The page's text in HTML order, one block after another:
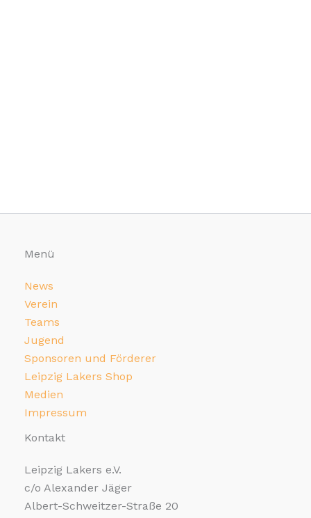
Menü
News
Verein
Teams
Jugend
Sponsoren und Förderer
Leipzig Lakers Shop
Medien
Impressum
Kontakt
Leipzig Lakers e.V.
c/o Alexander Jäger
Albert-Schweitzer-Straße 20